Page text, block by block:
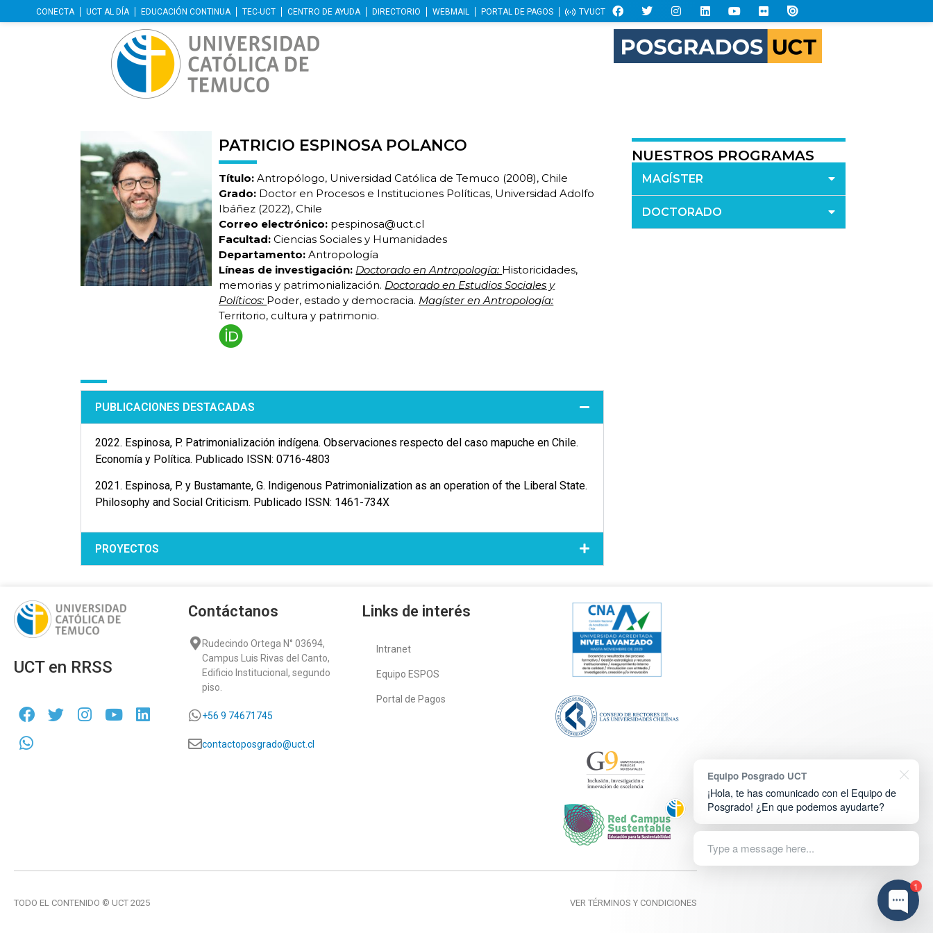
CONECTA UCT AL DÍA EDUCACIÓN CONTINUA TEC-UCT CENTRO DE AYUDA DIRECTORIO WEBMAIL PORTAL DE PAGOS TVUCT
PATRICIO ESPINOSA POLANCO
Título: Antropólogo, Universidad Católica de Temuco (2008), Chile
Grado: Doctor en Procesos e Instituciones Políticas, Universidad Adolfo
Ibáñez (2022), Chile
Correo electrónico: pespinosa@uct.cl
Facultad: Ciencias Sociales y Humanidades
Departamento: Antropología
Líneas de investigación: Doctorado en Antropología: Historicidades,
memorias y patrimonialización. Doctorado en Estudios Sociales y
Políticos: Poder, estado y democracia. Magíster en Antropología:
Territorio, cultura y patrimonio.
PUBLICACIONES DESTACADAS
2022. Espinosa, P. Patrimonialización indígena. Observaciones respecto del caso mapuche en Chile.
Economía y Política. Publicado ISSN: 0716-4803
2021. Espinosa, P. y Bustamante, G. Indigenous Patrimonialization as an operation of the Liberal State.
Philosophy and Social Criticism. Publicado ISSN: 1461-734X
PROYECTOS
NUESTROS PROGRAMAS
MAGÍSTER
DOCTORADO
UCT en RRSS
Contáctanos
Rudecindo Ortega N° 03694,
Campus Luis Rivas del Canto,
Edificio Institucional, segundo
piso.
+56 9 74671745
contactoposgrado@uct.cl
Links de interés
Intranet
Equipo ESPOS
Portal de Pagos
TODO EL CONTENIDO © UCT 2025 VER TÉRMINOS Y CONDICIONES
1
Equipo Posgrado UCT
¡Hola, te has comunicado con el Equipo de
Posgrado! ¿En que podemos ayudarte?
Type a message here...